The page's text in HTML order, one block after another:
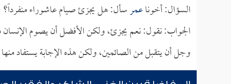
السؤال: أخوناعمرسأل: هل يجزئ صيام عاشوراء منفرداً؟
الجواب: نقول: نعم يجزئ، ولكن الأفضل أن يصوم الإنسان
وجل أن يتقبل من الصائمين، ولكن هذه الإجابة يستفاد